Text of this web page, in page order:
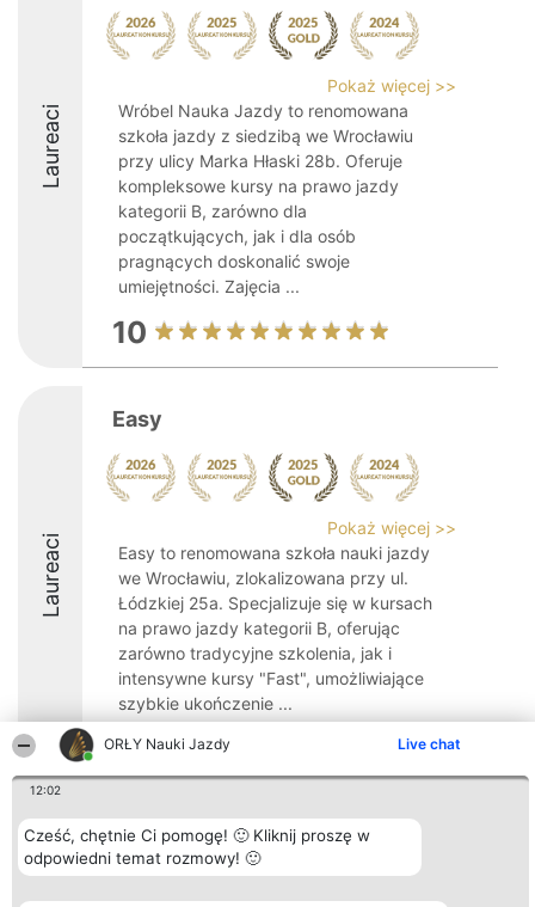
ORŁY Nauki Jazdy Live chat
12:02
Cześć, chętnie Ci pomogę! 🙂 Kliknij proszę w
odpowiedni temat rozmowy! 🙂
Laureaci
Pokaż więcej >>
Wróbel Nauka Jazdy to renomowana
szkoła jazdy z siedzibą we Wrocławiu
przy ulicy Marka Hłaski 28b. Oferuje
kompleksowe kursy na prawo jazdy
kategorii B, zarówno dla
początkujących, jak i dla osób
pragnących doskonalić swoje
umiejętności. Zajęcia ...
10
Laureaci
Easy
Pokaż więcej >>
Easy to renomowana szkoła nauki jazdy
we Wrocławiu, zlokalizowana przy ul.
Łódzkiej 25a. Specjalizuje się w kursach
na prawo jazdy kategorii B, oferując
zarówno tradycyjne szkolenia, jak i
intensywne kursy "Fast", umożliwiające
szybkie ukończenie ...
10
Organizator plebiscytu
Bright Side Solutions sp. z o.
o. sp. k.
Wrocław 50-079
Plebiscyt
Laureaci
Lista
Laureatów
Kontakt